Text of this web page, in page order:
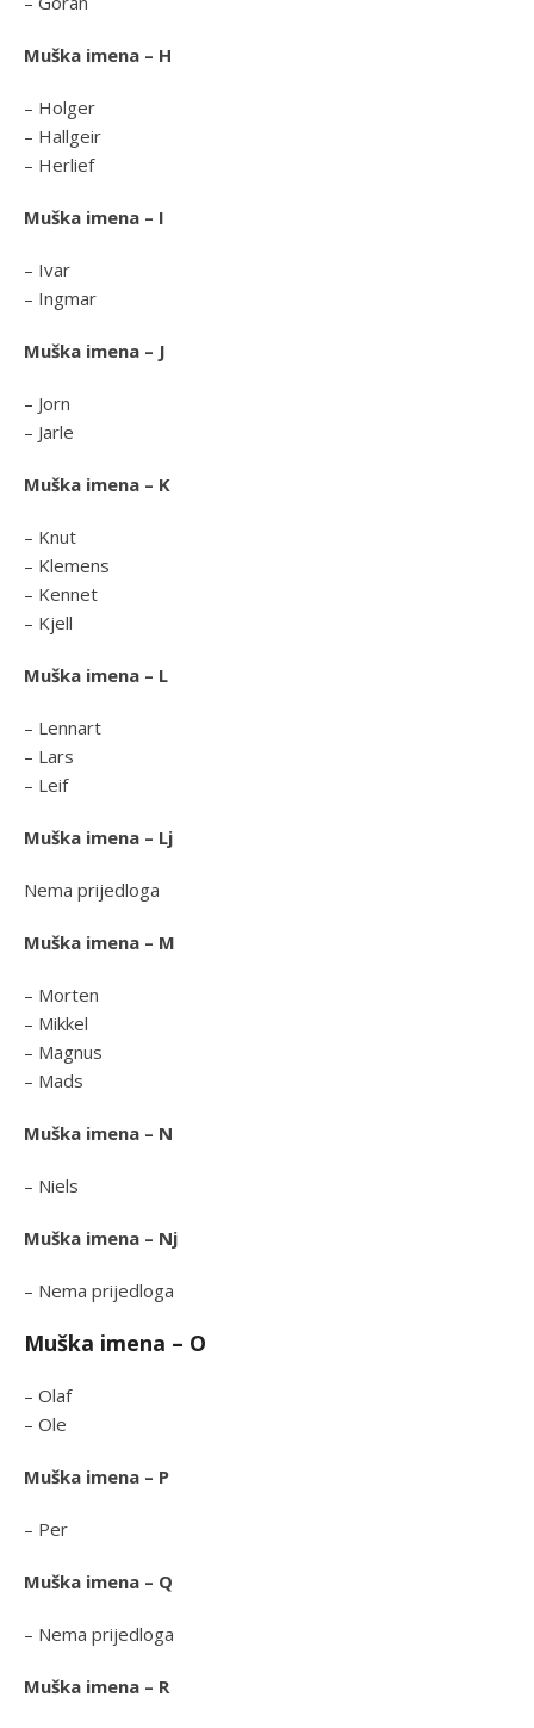
Muška imena – H
– Holger
– Hallgeir
– Herlief
Muška imena – I
– Ivar
– Ingmar
Muška imena – J
– Jorn
– Jarle
Muška imena – K
– Knut
– Klemens
– Kennet
– Kjell
Muška imena – L
– Lennart
– Lars
– Leif
Muška imena – Lj
Nema prijedloga
Muška imena – M
– Morten
– Mikkel
– Magnus
– Mads
Muška imena – N
– Niels
Muška imena – Nj
– Nema prijedloga
Muška imena – O
– Olaf
– Ole
Muška imena – P
– Per
Muška imena – Q
– Nema prijedloga
Muška imena – R